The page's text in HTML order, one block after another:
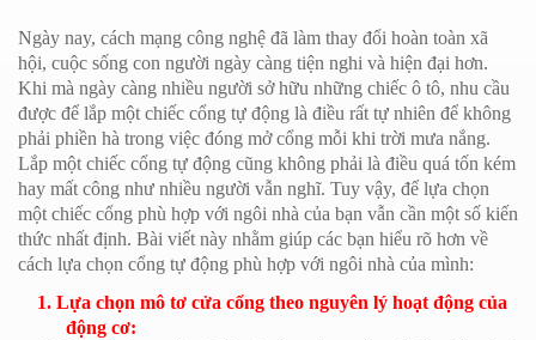
Ngày nay, cách mạng công nghệ đã làm thay đổi hoàn toàn xã
hội, cuộc sống con người ngày càng tiện nghi và hiện đại hơn.
Khi mà ngày càng nhiều người sở hữu những chiếc ô tô, nhu cầu
được để lắp một chiếc cổng tự động là điều rất tự nhiên để không
phải phiền hà trong việc đóng mở cổng mỗi khi trời mưa nắng.
Lắp một chiếc cổng tự động cũng không phải là điều quá tốn kém
hay mất công như nhiều người vẫn nghĩ. Tuy vậy, để lựa chọn
một chiếc cổng phù hợp với ngôi nhà của bạn vẫn cần một số kiến
thức nhất định. Bài viết này nhằm giúp các bạn hiểu rõ hơn về
cách lựa chọn cổng tự động phù hợp với ngôi nhà của mình:
1. Lựa chọn mô tơ cửa cổng theo nguyên lý hoạt động của
động cơ: